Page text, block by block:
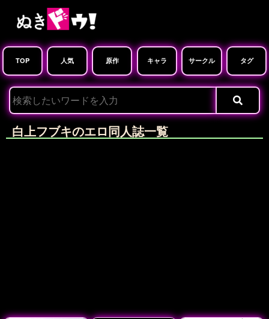
TOP 人気 原作 キャラ サークル タグ
白上フブキのエロ同人誌一覧